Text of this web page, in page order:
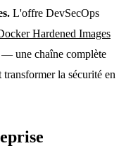
L'offre DevSecOps
Hardened Images
— une chaîne complète
la sécurité en